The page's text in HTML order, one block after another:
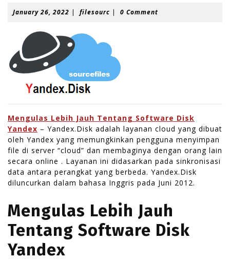
January 26, 2022
u
a
r
2
6
,
2
0
2
2
| filesourcf
s
o
r
| 0 Comment
Mengulas Lebih Jauh Tentang Software Disk
Yandex – Yandex.Disk adalah layanan cloud yang dibuat
oleh Yandex yang memungkinkan pengguna menyimpan
file di server “cloud” dan membaginya dengan orang lain
secara online . Layanan ini didasarkan pada sinkronisasi
data antara perangkat yang berbeda. Yandex.Disk
diluncurkan dalam bahasa Inggris pada Juni 2012.
Mengulas Lebih Jauh
Tentang Software Disk
Yandex